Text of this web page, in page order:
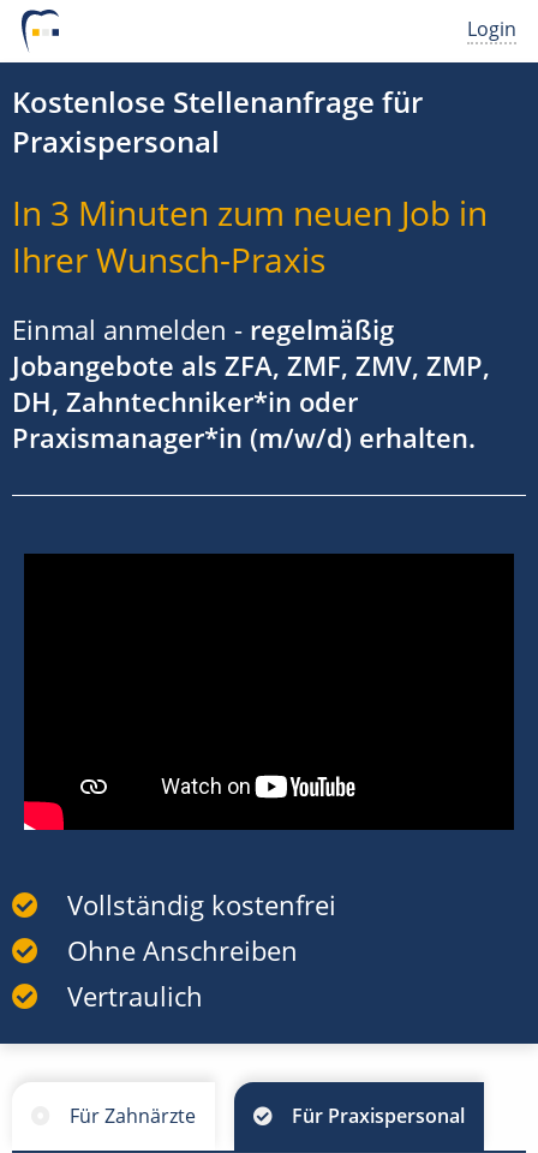
Login
Kostenlose Stellenanfrage für
Praxispersonal
In 3 Minuten zum neuen Job in
Ihrer Wunsch-Praxis
Einmal anmelden - regelmäßig
Jobangebote als ZFA, ZMF, ZMV, ZMP,
DH, Zahntechniker*in oder
Praxismanager*in (m/w/d) erhalten.
Vollständig kostenfrei
Ohne Anschreiben
Vertraulich
Für Zahnärzte Für Praxispersonal